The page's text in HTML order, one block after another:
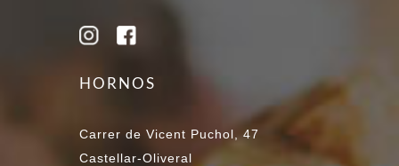
HORNOS
Carrer de Vicent Puchol, 47
Castellar-Oliveral